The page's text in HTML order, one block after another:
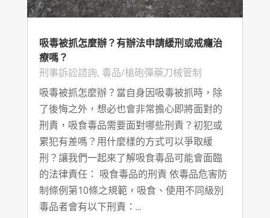
吸毒被抓怎麼辦？有辦法申請緩刑或戒癮治
療嗎？
刑事訴訟諮詢, 毒品/槍砲彈藥刀械管制
吸毒被抓怎麼辦？當自身因吸毒被抓時，除
了後悔之外，想必也會非常擔心即將面對的
刑責，吸食毒品需要面對哪些刑責？初犯或
累犯有差嗎？用什麼樣的方式可以爭取緩
刑？讓我們一起來了解吸食毒品可能會面臨
的法律責任： 吸食毒品的刑責 依毒品危害防
制條例第10條之規範，吸食、使用不同級別
毒品者會有以下刑責：...